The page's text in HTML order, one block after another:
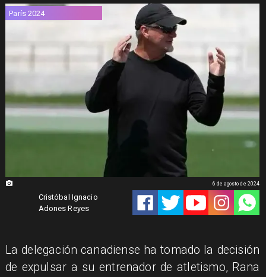
París 2024
Cristóbal Ignacio
Adones Reyes
6 de agosto de 2024
La delegación canadiense ha tomado la decisión
de expulsar a su entrenador de atletismo, Rana